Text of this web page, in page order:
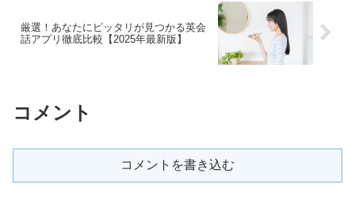
厳選！あなたにピッタリが見つかる英会
話アプリ徹底比較【2025年最新版】
コメント
コメントを書き込む